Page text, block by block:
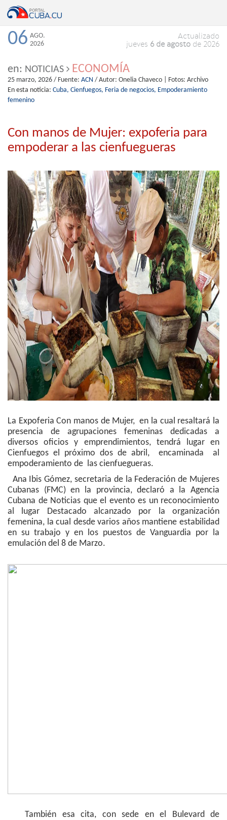
06 AGO.
2026
Actualizado
jueves 6 de agosto de 2026
en: NOTICIAS ECONOMÍA
25 marzo, 2026 / Fuente: ACN / Autor: Onelia Chaveco | Fotos: Archivo
En esta noticia: Cuba, Cienfuegos, Feria de negocios, Empoderamiento
femenino
Con manos de Mujer: expoferia para
empoderar a las cienfuegueras
La Expoferia Con manos de Mujer, en la cual resaltará la
presencia de agrupaciones femeninas dedicadas a
diversos oficios y emprendimientos, tendrá lugar en
Cienfuegos el próximo dos de abril, encaminada al
empoderamiento de las cienfuegueras.
Ana Ibis Gómez, secretaria de la Federación de Mujeres
Cubanas (FMC) en la provincia, declaró a la Agencia
Cubana de Noticias que el evento es un reconocimiento
al lugar Destacado alcanzado por la organización
femenina, la cual desde varios años mantiene estabilidad
en su trabajo y en los puestos de Vanguardia por la
emulación del 8 de Marzo.
También esa cita, con sede en el Bulevard de